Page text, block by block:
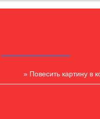
» Повесить картину в